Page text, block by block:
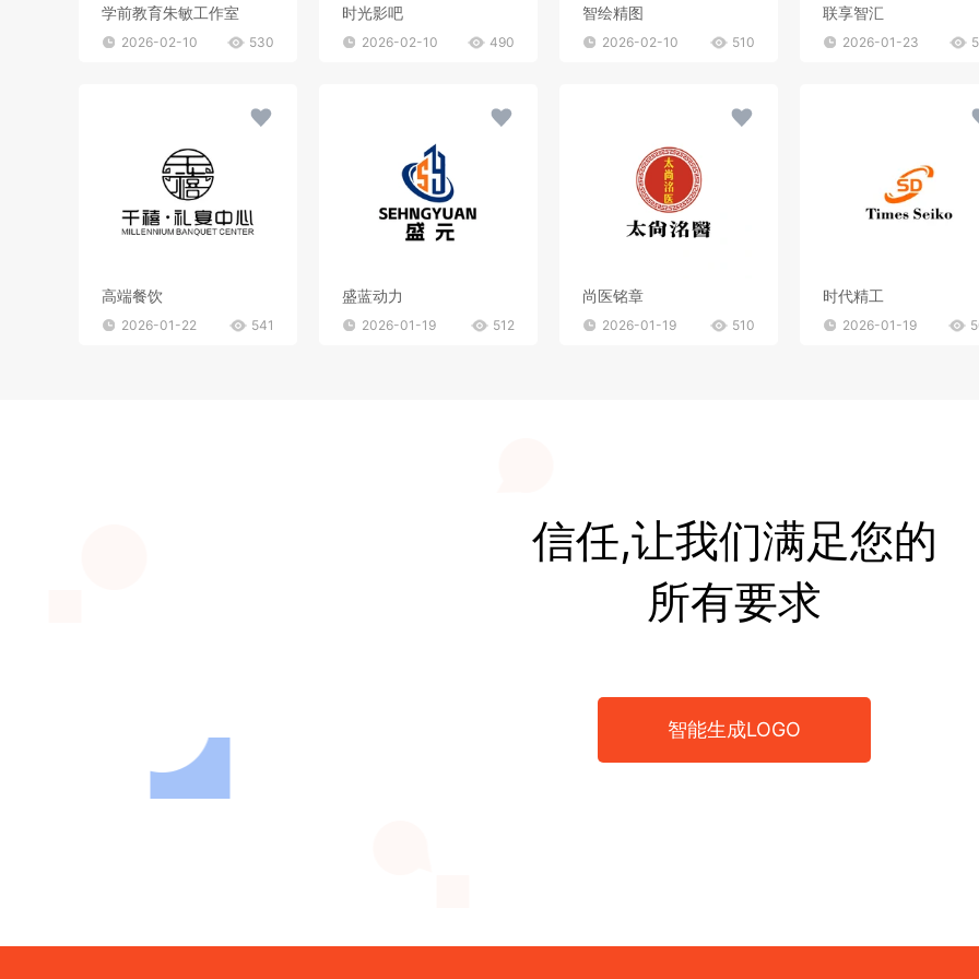
学前教育朱敏工作室
2026-02-10 530
时光影吧
2026-02-10 490
智绘精图
2026-02-10 510
联享智汇
2026-01-23
高端餐饮
2026-01-22 541
盛蓝动力
2026-01-19 512
尚医铭章
2026-01-19 510
时代精工
2026-01-19
信任,让我们满足您的
所有要求
智能生成LOGO